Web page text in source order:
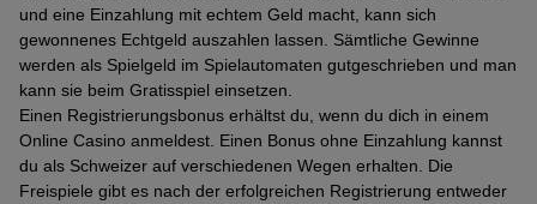
und eine Einzahlung mit echtem Geld macht, kann sich
gewonnenes Echtgeld auszahlen lassen. Sämtliche Gewinne
werden als Spielgeld im Spielautomaten gutgeschrieben und man
kann sie beim Gratisspiel einsetzen.
Einen Registrierungsbonus erhältst du, wenn du dich in einem
Online Casino anmeldest. Einen Bonus ohne Einzahlung kannst
du als Schweizer auf verschiedenen Wegen erhalten. Die
Freispiele gibt es nach der erfolgreichen Registrierung entweder